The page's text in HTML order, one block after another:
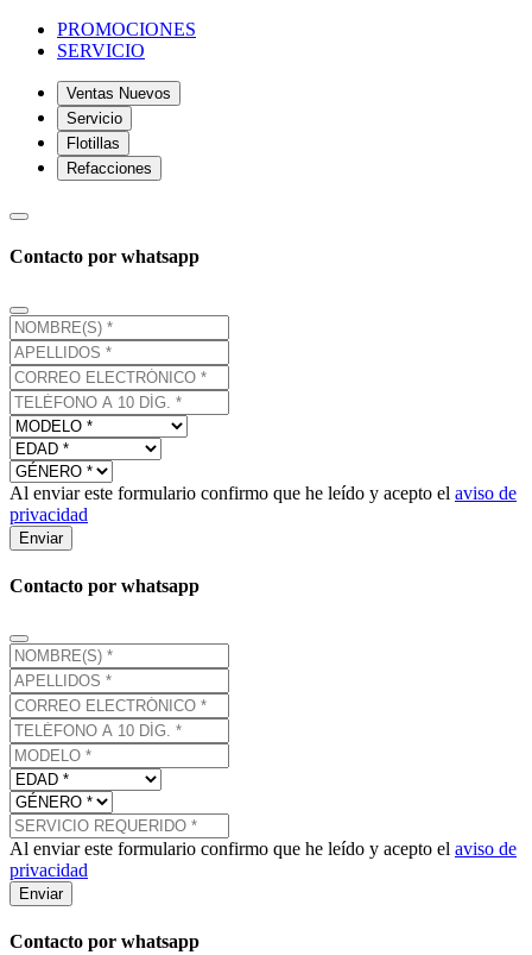
PROMOCIONES
SERVICIO
Ventas Nuevos
Servicio
Flotillas
Refacciones
Contacto por whatsapp
Al enviar este formulario confirmo que he leído y acepto el aviso de
privacidad
Enviar
Contacto por whatsapp
Al enviar este formulario confirmo que he leído y acepto el aviso de
privacidad
Enviar
Contacto por whatsapp